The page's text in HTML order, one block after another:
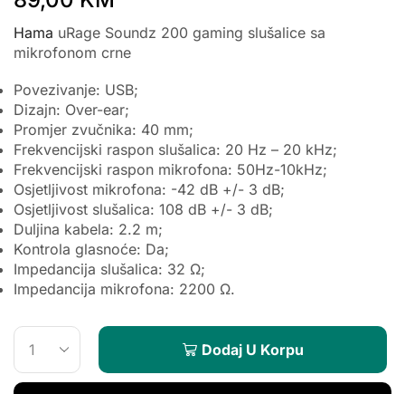
Hama uRage Soundz 200 gaming slušalice sa
mikrofonom crne
Povezivanje: USB;
Dizajn: Over-ear;
Promjer zvučnika: 40 mm;
Frekvencijski raspon slušalica: 20 Hz – 20 kHz;
Frekvencijski raspon mikrofona: 50Hz-10kHz;
Osjetljivost mikrofona: -42 dB +/- 3 dB;
Osjetljivost slušalica: 108 dB +/- 3 dB;
Duljina kabela: 2.2 m;
Kontrola glasnoće: Da;
Impedancija slušalica: 32 Ω;
Impedancija mikrofona: 2200 Ω.
Dodaj U Korpu